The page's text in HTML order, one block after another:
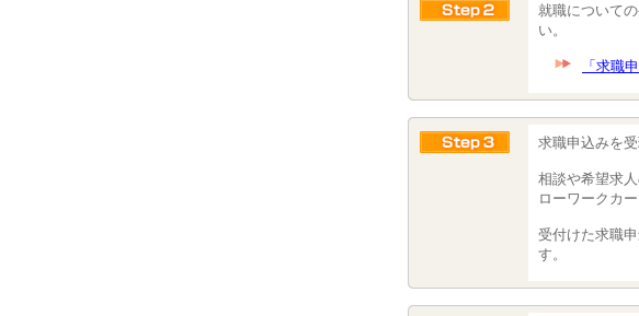
就職について
い。
「求職
求職申込みを
相談や希望求
ローワークカ
受付けた求職
す。